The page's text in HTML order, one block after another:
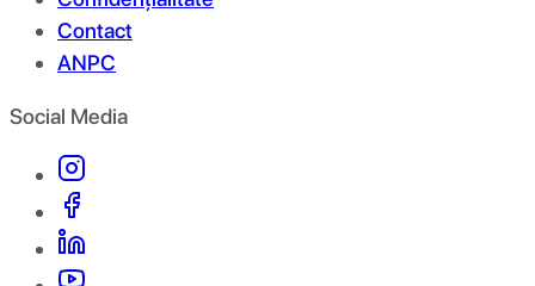
Contact
ANPC
Social Media